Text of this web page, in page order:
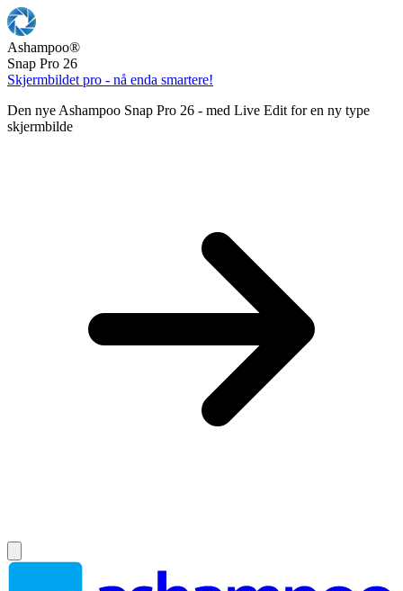
Ashampoo®
Snap Pro 26
Skjermbildet pro - nå enda smartere!
Den nye Ashampoo Snap Pro 26 - med Live Edit for en ny type
skjermbilde